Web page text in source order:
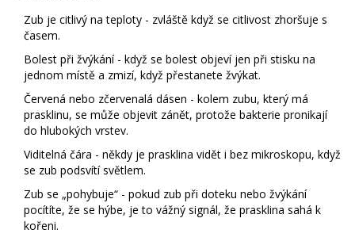
Zub je citlivý na teploty - zvláště když se citlivost zhoršuje s
časem.
Bolest při žvýkání - když se bolest objeví jen při stisku na
jednom místě a zmizí, když přestanete žvýkat.
Červená nebo zčervenalá dásen - kolem zubu, který má
prasklinu, se může objevit zánět, protože bakterie pronikají
do hlubokých vrstev.
Viditelná čára - někdy je prasklina vidět i bez mikroskopu, když
se zub podsvítí světlem.
Zub se „pohybuje“ - pokud zub při doteku nebo žvýkání
pocítíte, že se hýbe, je to vážný signál, že prasklina sahá k
kořeni.